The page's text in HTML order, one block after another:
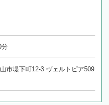
市堤下町12-3 ヴェルトピア509